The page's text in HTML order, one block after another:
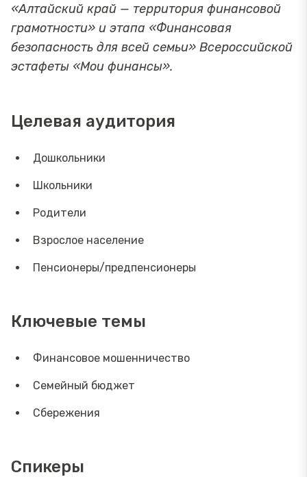
«Алтайский край — территория финансовой
грамотности» и этапа «Финансовая
безопасность для всей семьи» Всероссийской
эстафеты «Мои финансы».
Целевая аудитория
Дошкольники
Школьники
Родители
Взрослое население
Пенсионеры/предпенсионеры
Ключевые темы
Финансовое мошенничество
Семейный бюджет
Сбережения
Спикеры